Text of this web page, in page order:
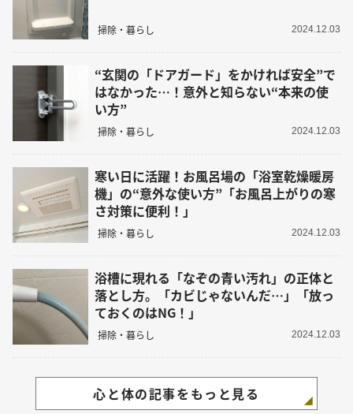
掃除・暮らし 2024.12.03
“玄関の「ドアガード」をかければ安全”で
はなかった…！意外と知らない“本来の使
い方”
掃除・暮らし 2024.12.03
寒い日に活躍！お風呂場の「浴室乾燥暖房
機」の“意外な使い方”「お風呂上がりの寒
さ対策に便利！」
掃除・暮らし 2024.12.03
浴槽に現れる「なぞの青い汚れ」の正体と
落とし方。「カビじゃないんだ…」「放っ
ておくのはNG！」
掃除・暮らし 2024.12.03
心と体の記事をもっと見る